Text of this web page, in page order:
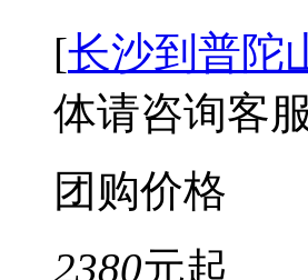
[长沙到普陀
体请咨询客服
团购价格
2380元起